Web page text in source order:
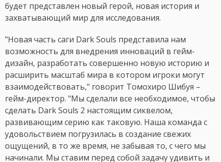
будет представлен новый герой, новая история и
захватывающий мир для исследования.
"Новая часть саги Dark Souls представила нам
возможность для внедрения инноваций в гейм-
дизайн, разработать совершенно новую историю и
расширить масштаб мира в котором игроки могут
взаимодействовать," говорит Томохиро Шибуя –
гейм-директор. "Мы сделали все необходимое, чтобы
сделать Dark Souls 2 настоящим сиквелом,
развивающим серию как таковую. Наша команда с
удовольствием погрузилась в создание свежих
ощущений, в то же время, не забывая то, с чего мы
начинали. Мы ставим перед собой задачу удивить и